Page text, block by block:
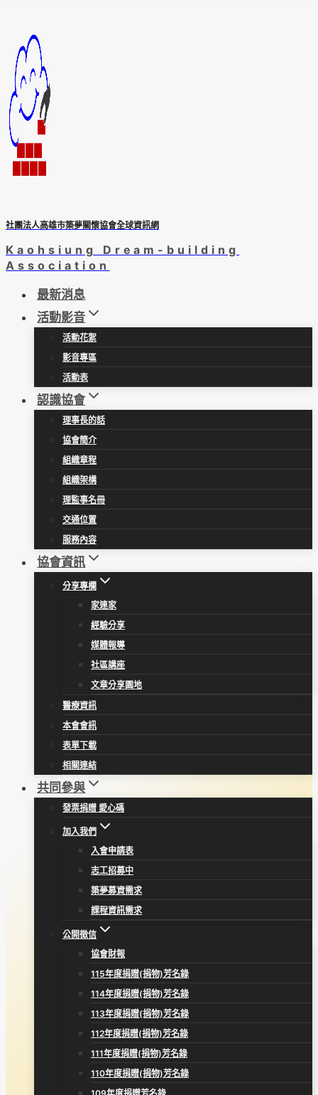
content
社團法人高雄市築夢關懷協會全球資訊網
Kaohsiung Dream-building
Association
最新消息
活動影音
活動花絮
影音專區
活動表
認識協會
理事長的話
協會簡介
組織章程
組織架構
理監事名冊
交通位置
服務內容
協會資訊
分享專欄
家連家
經驗分享
媒體報導
社區講座
文章分享園地
醫療資訊
本會會訊
表單下載
相關連結
共同參與
發票捐贈 愛心碼
加入我們
入會申請表
志工招募中
築夢募資需求
課程資訊需求
公開徵信
協會財報
115年度捐贈(捐物)芳名錄
114年度捐贈(捐物)芳名錄
113年度捐贈(捐物)芳名錄
112年度捐贈(捐物)芳名錄
111年度捐贈(捐物)芳名錄
110年度捐贈(捐物)芳名錄